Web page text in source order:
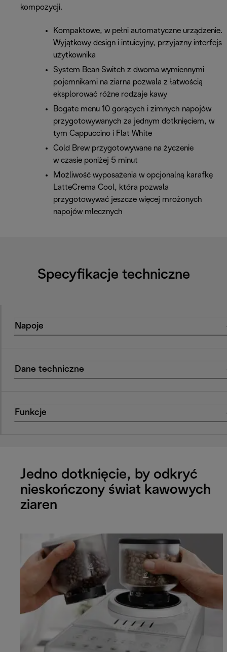
kompozycji.
Kompaktowe, w pełni automatyczne urządzenie.
Wyjątkowy design i intuicyjny, przyjazny interfejs
użytkownika
System Bean Switch z dwoma wymiennymi
pojemnikami na ziarna pozwala z łatwością
eksplorować różne rodzaje kawy
Bogate menu 10 gorących i zimnych napojów
przygotowywanych za jednym dotknięciem, w
tym Cappuccino i Flat White
Cold Brew przygotowywane na życzenie
w czasie poniżej 5 minut
Możliwość wyposażenia w opcjonalną karafkę
LatteCrema Cool, która pozwala
przygotowywać jeszcze więcej mrożonych
napojów mlecznych
Specyfikacje techniczne
Napoje
Dane techniczne
Funkcje
Jedno dotknięcie, by odkryć
nieskończony świat kawowych
ziaren